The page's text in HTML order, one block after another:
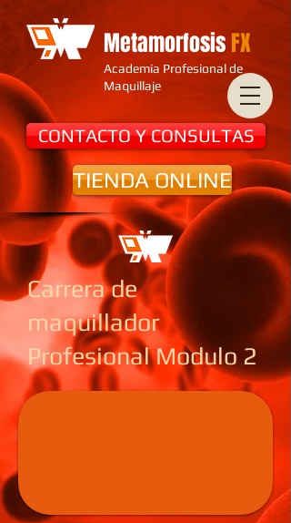
CONTACTO Y CONSULTAS
Metamorfosis FX
Academia Profesional de
Maquillaje
TIENDA ONLINE
Carrera de
maquillador
Profesional Modulo 2